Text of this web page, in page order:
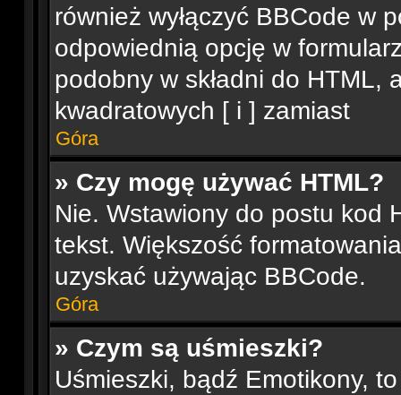
również wyłączyć BBCode w
odpowiednią opcję w
podobny w składni do HTML,
kwadratowych [ i ] zamiast
Góra
» Czy mogę używać HTML?
Nie. Wstawiony do postu kod
tekst. Większość
uzyskać używając BBCode.
Góra
» Czym są uśmieszki?
Uśmieszki, bądź Emotikony,